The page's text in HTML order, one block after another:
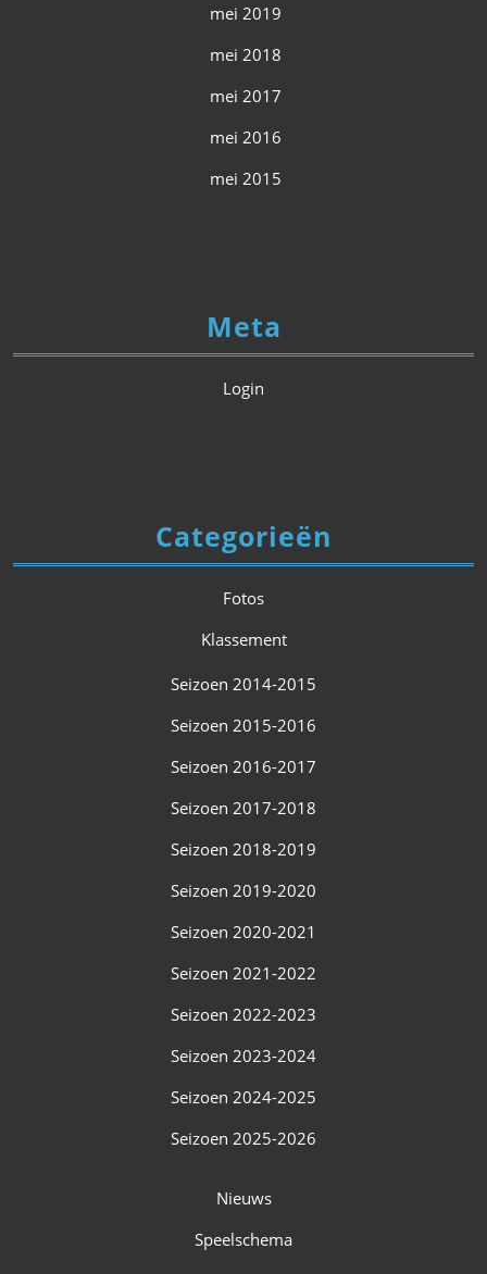
mei 2019
mei 2018
mei 2017
mei 2016
mei 2015
Meta
Login
Categorieën
Fotos
Klassement
Seizoen 2014-2015
Seizoen 2015-2016
Seizoen 2016-2017
Seizoen 2017-2018
Seizoen 2018-2019
Seizoen 2019-2020
Seizoen 2020-2021
Seizoen 2021-2022
Seizoen 2022-2023
Seizoen 2023-2024
Seizoen 2024-2025
Seizoen 2025-2026
Nieuws
Speelschema